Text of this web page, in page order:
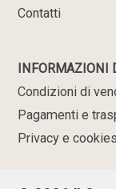
Contatti
INFORMAZIONI
Condizioni di
Pagamenti e
Privacy e